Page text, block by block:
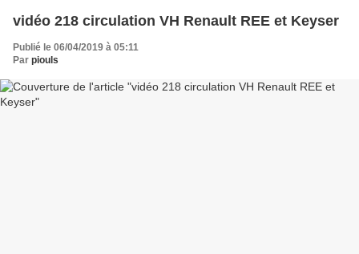
vidéo 218 circulation VH Renault REE et Keyser
Publié le 06/04/2019 à 05:11
Par piouls